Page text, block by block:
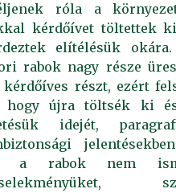
róla a
kérdőívet töltettek
elítélésük
rabok nagy része
kérdőíves részt, ezért
hogy újra töltsék ki
idejét,
a rabok nem